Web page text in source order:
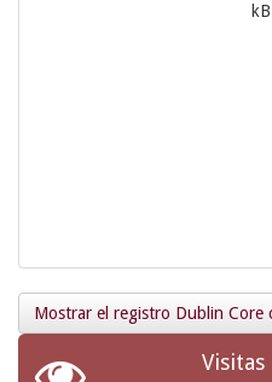
kB
Mostrar el registro Dublin Core
Visitas